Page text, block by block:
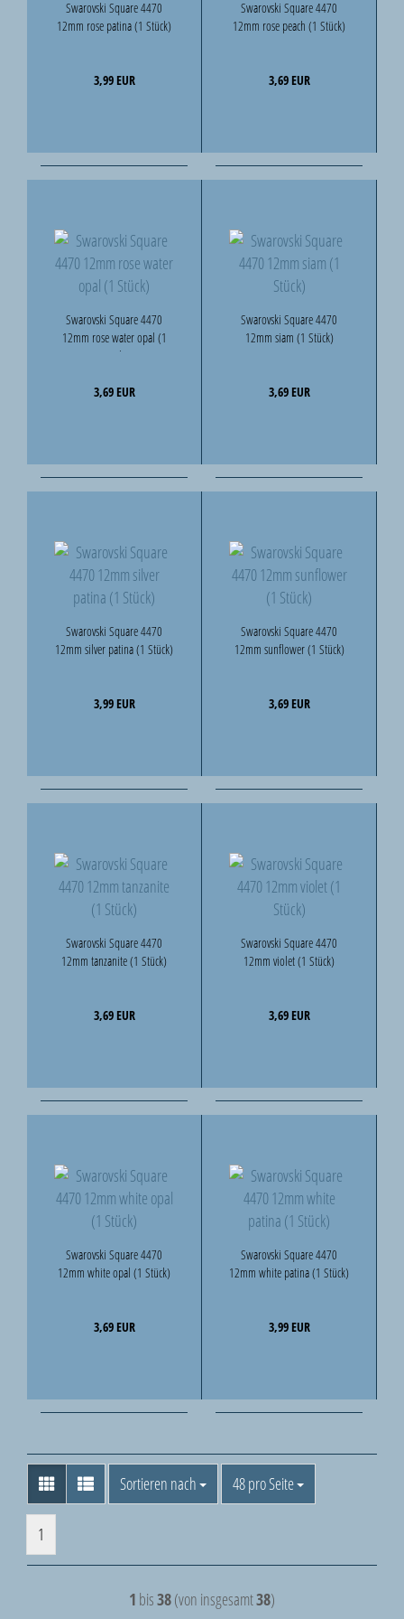
Swarovski Square 4470
12mm rose patina (1 Stück)
3,99 EUR
Swarovski Square 4470
12mm rose peach (1 Stück)
3,69 EUR
Swarovski Square 4470
12mm rose water opal (1
Stück)
3,69 EUR
Swarovski Square 4470
12mm siam (1 Stück)
3,69 EUR
Swarovski Square 4470
12mm silver patina (1 Stück)
3,99 EUR
Swarovski Square 4470
12mm sunflower (1 Stück)
3,69 EUR
Swarovski Square 4470
12mm tanzanite (1 Stück)
3,69 EUR
Swarovski Square 4470
12mm violet (1 Stück)
3,69 EUR
Swarovski Square 4470
12mm white opal (1 Stück)
3,69 EUR
Swarovski Square 4470
12mm white patina (1 Stück)
3,99 EUR
Sortieren nach
Sortieren nach 48 pro Seite
pro Seite
1
1 bis38(von insgesamt38)